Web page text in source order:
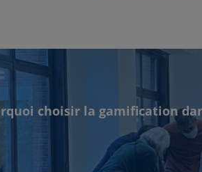
choisir la gamification